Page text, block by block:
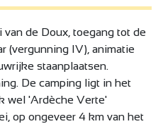
de Doux, toegang tot de
(vergunning IV), animatie
staanplaatsen.
De camping ligt in het
wel 'Ardèche Verte'
op ongeveer 4 km van het